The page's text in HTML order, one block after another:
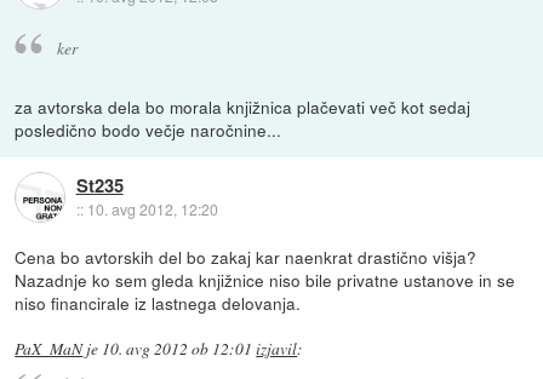
ker
za avtorska dela bo morala knjižnica plačevati več kot sedaj
posledično bodo večje naročnine...
St235
:: 10. avg 2012, 12:20
Cena bo avtorskih del bo zakaj kar naenkrat drastično višja?
Nazadnje ko sem gleda knjižnice niso bile privatne ustanove in se
niso financirale iz lastnega delovanja.
PaX_MaNje 10. avg 2012 ob 12:01 izjavil: